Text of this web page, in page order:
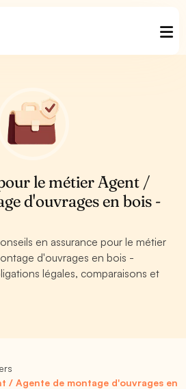
le métier Agent /
d'ouvrages en bois -
en assurance pour le métier
d'ouvrages en bois -
légales, comparaisons et
/ Agente de montage d'ouvrages en